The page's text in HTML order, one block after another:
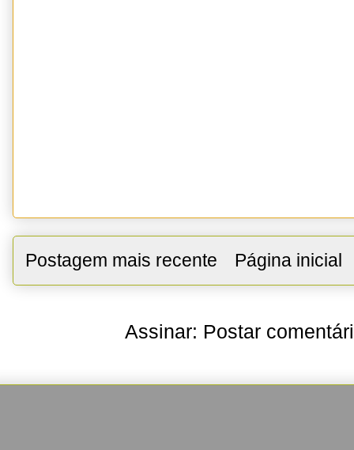
Postagem mais recente Página inicial
Assinar: Postar